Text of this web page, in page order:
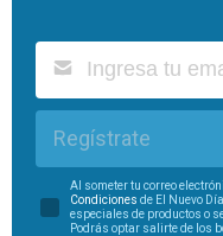
Regístrate
Al someter tu correo
Condiciones de El Nuevo
especiales de productos o
Podrás optar salirte de los